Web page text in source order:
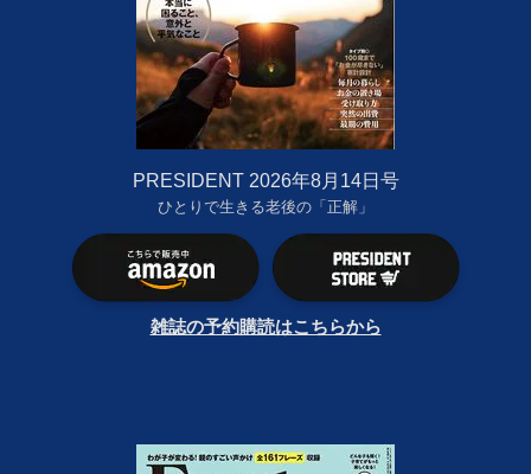
PRESIDENT 2026年8月14日号
ひとりで生きる老後の「正解」
雑誌の予約購読はこちらから